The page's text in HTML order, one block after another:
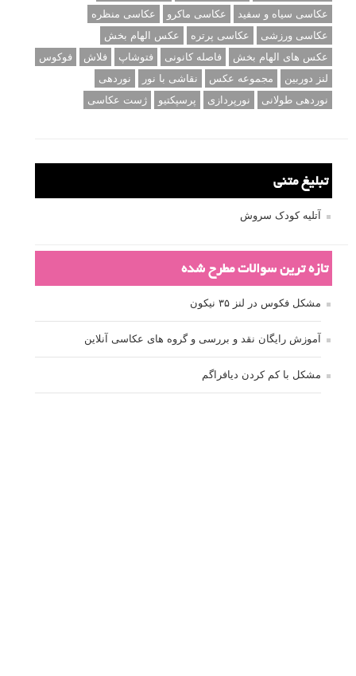
عکاسی سیاه و سفید
عکاسی ماکرو
عکاسی منظره
عکاسی ورزشی
عکاسی پرتره
عکس الهام بخش
عکس های الهام بخش
فاصله کانونی فتوشاپ فلاش
فوکوس
لنز دوربین
مجموعه عکس نقاشی با نور
نوردهی
نوردهی طولانی
نورپردازی پرسپکتیو ژست عکاسی
تبلیغ متنی
آتلیه کودک سروش
تازه ترین سوالات مطرح شده
مشکل فکوس در لنز ۳۵ نیکون
آموزش رایگان نقد و بررسی و گروه های عکاسی آنلاین
مشکل با کم کردن دیافراگم